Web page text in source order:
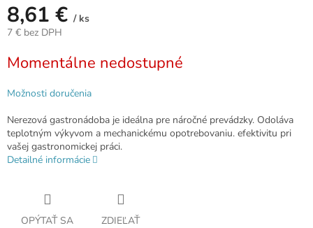
8,61 € / ks
7 € bez DPH
cena:
Momentálne nedostupné
Možnosti doručenia
Nerezová gastronádoba je ideálna pre náročné prevádzky. Odoláva
teplotným výkyvom a mechanickému opotrebovaniu. efektivitu pri
vašej gastronomickej práci.
Detailné informácie
OPÝTAŤ SA ZDIEĽAŤ